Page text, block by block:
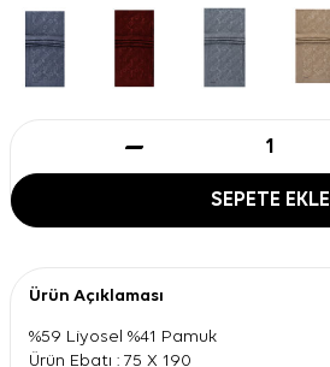
SEPETE EKLE
Ürün Açıklaması
%59 Liyosel %41 Pamuk
Ürün Ebatı : 75 X 190